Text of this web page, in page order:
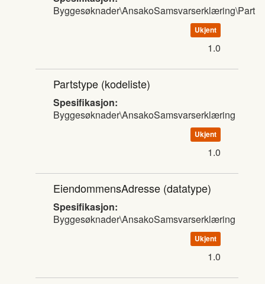
Byggesøknader\AnsakoSamsvarserklæring\Part
Ukjent
1.0
Partstype (kodeliste)
Spesifikasjon:
Byggesøknader\AnsakoSamsvarserklæring
Ukjent
1.0
EiendommensAdresse (datatype)
Spesifikasjon:
Byggesøknader\AnsakoSamsvarserklæring
Ukjent
1.0